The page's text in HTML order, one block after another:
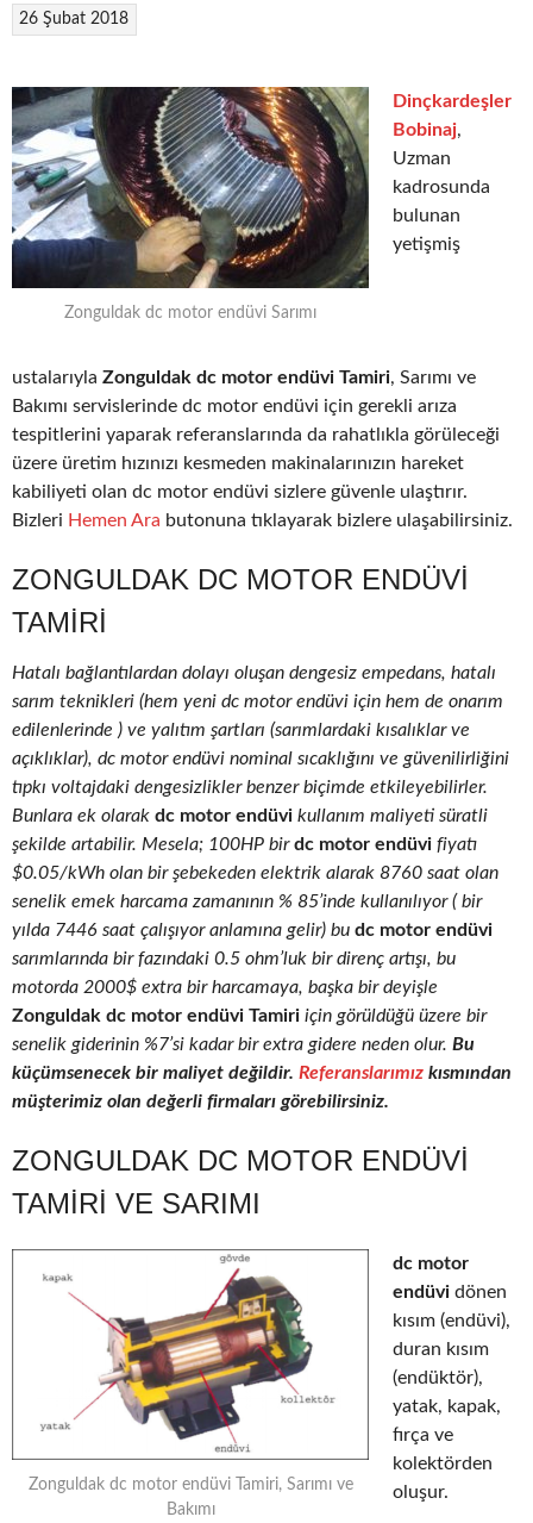
26 Şubat 2018
Zonguldak dc motor endüvi Sarımı
Dinçkardeşler
Bobinaj,
Uzman
kadrosunda
bulunan
yetişmiş
ustalarıyla Zonguldak dc motor endüvi Tamiri, Sarımı ve
Bakımı servislerinde dc motor endüvi için gerekli arıza
tespitlerini yaparak referanslarında da rahatlıkla görüleceği
üzere üretim hızınızı kesmeden makinalarınızın hareket
kabiliyeti olan dc motor endüvi sizlere güvenle ulaştırır.
Bizleri Hemen Ara butonuna tıklayarak bizlere ulaşabilirsiniz.
ZONGULDAK DC MOTOR ENDÜVI
TAMIRI
Hatalı bağlantılardan dolayı oluşan dengesiz empedans, hatalı
sarım teknikleri (hem yeni dc motor endüvi için hem de onarım
edilenlerinde ) ve yalıtım şartları (sarımlardaki kısalıklar ve
açıklıklar), dc motor endüvi nominal sıcaklığını ve güvenilirliğini
tıpkı voltajdaki dengesizlikler benzer biçimde etkileyebilirler.
Bunlara ek olarak dc motor endüvi kullanım maliyeti süratli
şekilde artabilir. Mesela; 100HP birdc motor endüvi fiyatı
$0.05/kWh olan bir şebekeden elektrik alarak 8760 saat olan
senelik emek harcama zamanının % 85’inde kullanılıyor ( bir
yılda 7446 saat çalışıyor anlamına gelir) bu dc motor endüvi
sarımlarında bir fazındaki 0.5 ohm’luk bir direnç artışı, bu
motorda 2000$ extra bir harcamaya, başka bir deyişle
Zonguldak dc motor endüvi Tamiri için görüldüğü üzere bir
senelik giderinin %7’si kadar bir extra gidere neden olur. Bu
küçümsenecek bir maliyet değildir. Referanslarımız kısmından
müşterimiz olan değerli firmaları görebilirsiniz.
ZONGULDAK DC MOTOR ENDÜVI
TAMIRI VE SARIMI
Zonguldak dc motor endüvi Tamiri, Sarımı ve
Bakımı
dc motor
endüvi dönen
kısım (endüvi),
duran kısım
(endüktör),
yatak, kapak,
fırça ve
kolektörden
oluşur.